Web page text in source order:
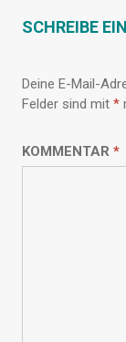
SCHREIBE
Deine E-Mail-
Felder sind mit *
KOMMENTAR *